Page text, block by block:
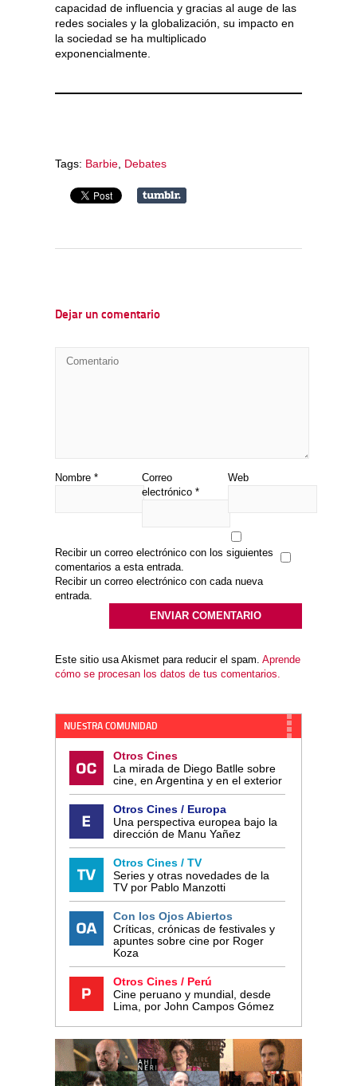
capacidad de influencia y gracias al auge de las
redes sociales y la globalización, su impacto en
la sociedad se ha multiplicado
exponencialmente.
Tags: Barbie Debates
Dejar un comentario
Nombre *
Correo
electrónico *
Web
Recibir un correo electrónico con los siguientes
comentarios a esta entrada.
Recibir un correo electrónico con cada nueva
entrada.
Este sitio usa Akismet para reducir el spam. Aprende
cómo se procesan los datos de tus comentarios.
NUESTRA COMUNIDAD
Otros Cines
La mirada de Diego Batlle sobre
cine, en Argentina y en el exterior
Otros Cines / Europa
Una perspectiva europea bajo la
dirección de Manu Yañez
Otros Cines / TV
Series y otras novedades de la
TV por Pablo Manzotti
Con los Ojos Abiertos
Críticas, crónicas de festivales y
apuntes sobre cine por Roger
Koza
Otros Cines / Perú
Cine peruano y mundial, desde
Lima, por John Campos Gómez